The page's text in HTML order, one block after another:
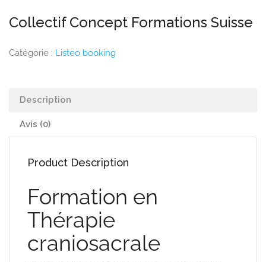
Collectif Concept Formations Suisse
Catégorie : Listeo booking
Description
Avis (0)
Product Description
Formation en
Thérapie
craniosacrale